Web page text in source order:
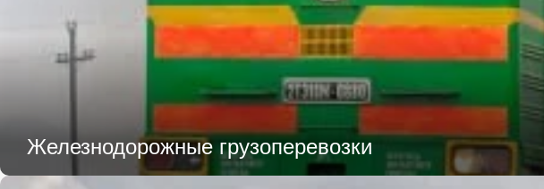
Железнодорожные грузоперевозки